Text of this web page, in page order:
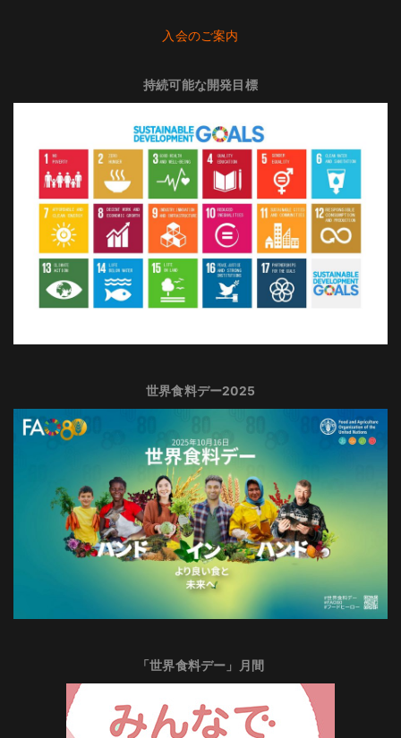
入会のご案内
持続可能な開発目標
世界食料デー2025
「世界食料デー」月間